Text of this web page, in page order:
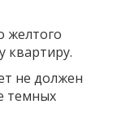
желтого
квартиру.
не должен
темных